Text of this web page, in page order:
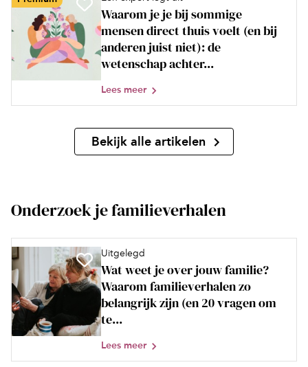
Waarom je je bij sommige
mensen direct thuis voelt (en bij
anderen juist niet): de
wetenschap achter...
Lees meer
Bekijk alle artikelen
Onderzoek je familieverhalen
Uitgelegd
Wat weet je over jouw familie?
Waarom familieverhalen zo
belangrijk zijn (en 20 vragen om
te...
Lees meer